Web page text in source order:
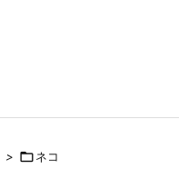
> ネコ